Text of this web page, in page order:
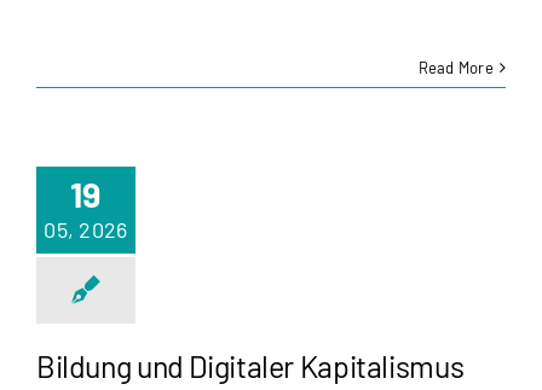
Read More
19
05, 2026
Bildung und Digitaler Kapitalismus